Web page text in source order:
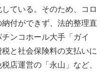
ている。そのため、コロ
付ができず、法的整理直
ンコホール大手「ガイ
と社会保険料の支払いに
店運営の「永山」など、